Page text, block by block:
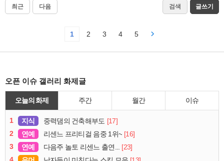
최근 다음 검색 글쓰기
1 2 3 4 5
오픈 이슈 갤러리 화제글
오늘의 화제 주간 월간 이슈
1 지식 중력댐의 건축해부도 [17]
2
연예 리센느 프리티걸 음중 1위~ [16]
3
연예 다음주 놀토 리센느 출연... [23]